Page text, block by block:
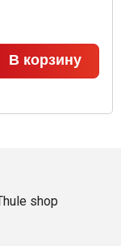
В корзину